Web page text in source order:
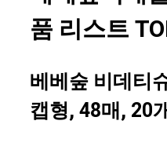
품 리스트
베베숲 비데티
캡형, 48매, 20